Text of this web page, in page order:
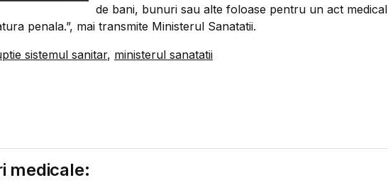
de bani, bunuri sau alte foloase pentru un act medical
penala.”, mai transmite Ministerul Sanatatii.
sistemul sanitar, ministerul sanatatii
medicale: